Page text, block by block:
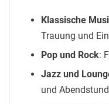
Klassische
Trauung und
Pop und Rock:
Jazz und
und